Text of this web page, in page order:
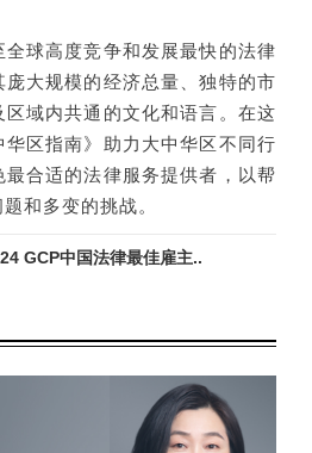
球高度竞争和发展最快的法律
庞大规模的经济总量、独特的市
域内共通的文化和语言。在这
区指南》助力大中华区不同行
合适的法律服务提供者，以帮
和多变的挑战。
GCP中国法律最佳雇主..